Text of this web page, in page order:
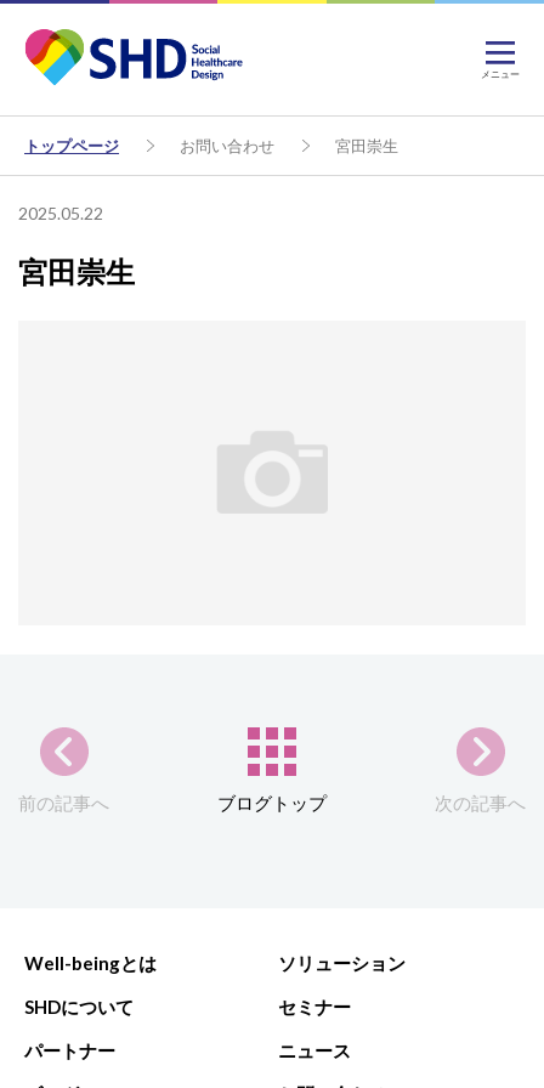
メニュー
トップページ お問い合わせ 宮田崇生
2025.05.22
宮田崇生
前の記事へ ブログトップ 次の記事へ
Well-beingとは
ソリューション
SHDについて
セミナー
パートナー
ニュース